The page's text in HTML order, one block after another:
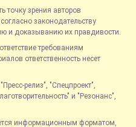
точку зрения авторов
законодательству
и доказыванию их правдивости.
требованиям
ответственность несет
релиз", "Спецпроект",
и "Резонанс",
информационным форматом,